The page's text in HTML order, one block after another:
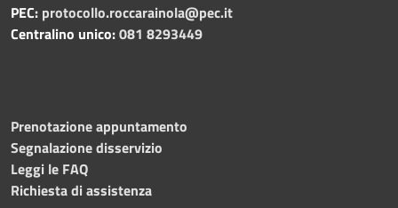
PEC: protocollo.roccarainola@pec.it
Centralino unico:081 8293449
Prenotazione appuntamento
Segnalazione disservizio
Leggi le FAQ
Richiesta di assistenza